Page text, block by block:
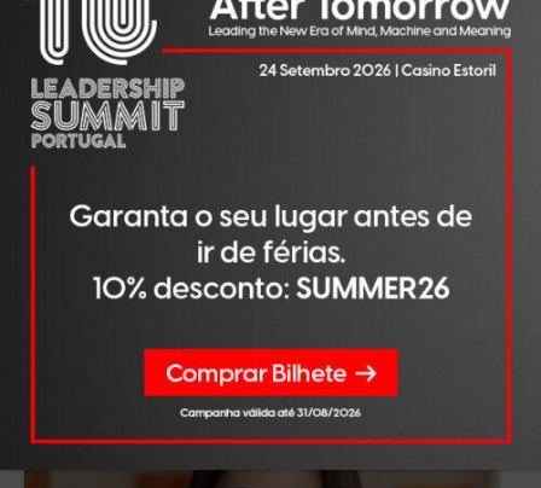
OPINIÃO AGO 07, 2026
Liderar na era da IA